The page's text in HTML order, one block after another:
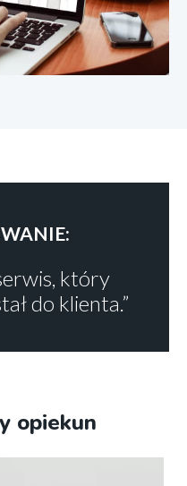
który
do klienta.
opiekun